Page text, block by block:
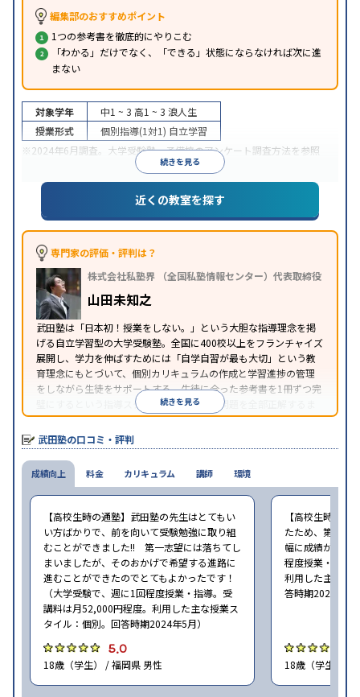
編集部のおすすめポイント
1つの参考書を徹底的にやりこむ
「わかる」だけでなく、「できる」状態にならなければ次に進
まない
続きを見る
対象学年 中1 ~ 3 高1 ~ 3 浪人生
授業形式
個別指導(1対1) 自立学習
※2024年6月調査。 大学受験塾・予備校のアンケート調査方法を参照
近くの教室を探す
専門家の評価・評判は？
株式会社私塾界 （全国私塾情報センター）代表取締役
山田未知之
武田塾は「日本初！授業をしない。」という大胆な指導理念を掲
げる自立学習型の大学受験塾。全国に400校以上をフランチャイズ
展開し、学力を伸ばすためには「自学自習が最も大切」という教
育理念にもとづいて、個別カリキュラムの作成と学習進捗の管理
をしながら生徒をサポートする。生徒に合った参考書を1冊ずつ完
璧にするという指導スタイルで、参考書の問題を全部正解するま
で繰り返し問題を解くことで偏差値をあげるという手法を取って
いる。
続きを見る
武田塾の口コミ・評判
成績向上
【高校生時の通塾】武田塾の先生はとてもい
い方ばかりで、前を向いて受験勉強に取り組
むことができました!! 第一志望には落ちてし
まいましたが、そのおかげで希望する進路に
進むことができたのでとてもよかったです！
（大学受験で、週に1回程度授業・指導。受
講料は月52,000円程度。利用した主な授業ス
タイル：個別。回答時期2024年5月）
5.0
18歳（学生） / 福岡県 男性
【高校生時の通
たため、第一志
幅に成績が向上
程度授業・指導
利用した主な授
答時期2024年5
18歳（学生） /
料金 カリキュラム 講師 環境